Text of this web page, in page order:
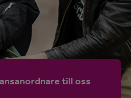
till oss